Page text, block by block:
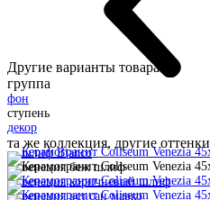
Другие варианты товара:
группа
фон
ступень
декор
та же коллекция, другие оттенки